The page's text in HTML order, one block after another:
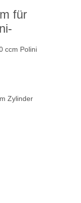
für
ccm Polini